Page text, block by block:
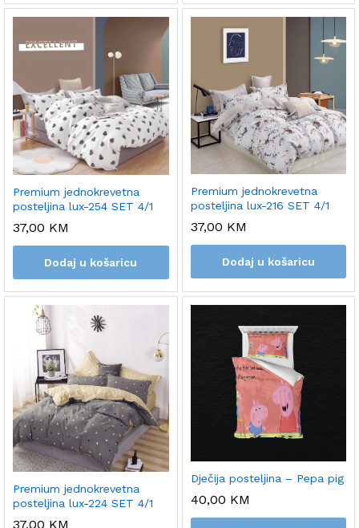
Premium jednokrevetna
posteljina lux-254 SET 4/1
37,00 KM
Dodaj u košaricu
Premium jednokrevetna
posteljina lux-216 SET 4/1
37,00 KM
Dodaj u košaricu
Premium jednokrevetna
posteljina lux-224 SET 4/1
37,00 KM
Dječija posteljina – Pepa pig
40,00 KM